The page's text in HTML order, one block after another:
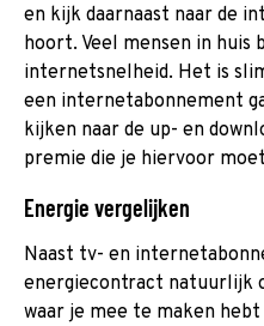
en kijk daarnaast naar de
hoort. Veel mensen in huis
internetsnelheid. Het is
een internetabonnement
kijken naar de up- en
premie die je hiervoor
Energie vergelijken
Naast tv- en
energiecontract natuurlijk
waar je mee te maken